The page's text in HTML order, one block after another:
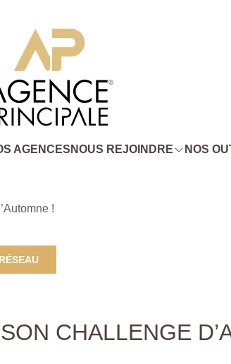
AGENCES NOUS REJOINDRE NOS
!
CHALLENGE